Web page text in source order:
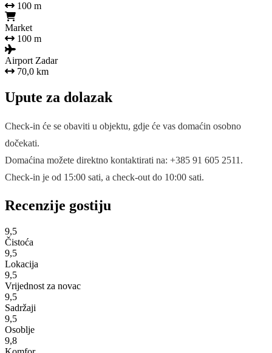
100 m
Market
100 m
Airport Zadar
70,0 km
Upute za dolazak
Check-in će se obaviti u objektu, gdje će vas domaćin osobno
dočekati.
Domaćina možete direktno kontaktirati na: +385 91 605 2511.
Check-in je od 15:00 sati, a check-out do 10:00 sati.
Recenzije gostiju
9,5
Čistoća
9,5
Lokacija
9,5
Vrijednost za novac
9,5
Sadržaji
9,5
Osoblje
9,8